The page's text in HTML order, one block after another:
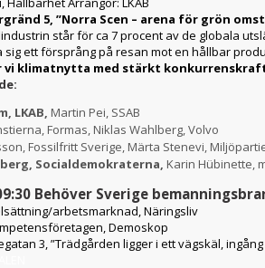
5, ”Norra Scen – arena för grön
står för ca 7 procent av de globala
sig ett försprång på resan mot en hållbar
vi klimatnytta med stärkt
LKAB, Martin Pei, SSAB
Formas, Niklas Wahlberg, Volvo
Fossilfritt Sverige, Märta Stenevi,
Socialdemokraterna, Karin Hübinette,
Behöver Sverige
arbetsmarknad, Näringsliv
Demoskop
3, ”Trädgården ligger i ett vägskäl,